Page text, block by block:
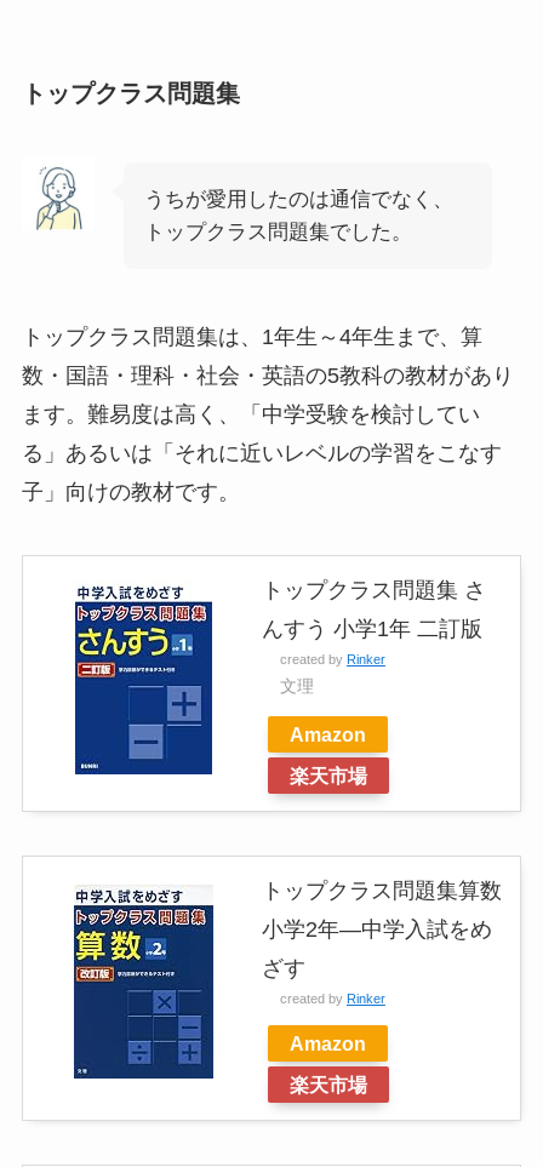
トップクラス問題集
うちが愛用したのは通信でなく、
トップクラス問題集でした。
トップクラス問題集は、1年生～4年生まで、算
数・国語・理科・社会・英語の5教科の教材があり
ます。難易度は高く、「中学受験を検討してい
る」あるいは「それに近いレベルの学習をこなす
子」向けの教材です。
トップクラス問題集 さ
んすう 小学1年 二訂版
created by Rinker
文理
Amazon
楽天市場
トップクラス問題集算数
小学2年―中学入試をめ
ざす
created by Rinker
Amazon
楽天市場